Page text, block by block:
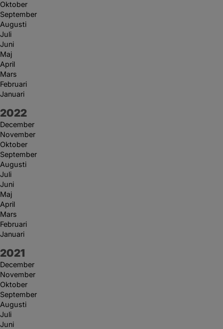
Oktober
September
Augusti
Juli
Juni
Maj
April
Mars
Februari
Januari
År:
2022
December
November
Oktober
September
Augusti
Juli
Juni
Maj
April
Mars
Februari
Januari
År:
2021
December
November
Oktober
September
Augusti
Juli
Juni